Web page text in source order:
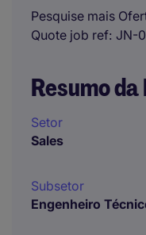
Pesquise mais
Quote job ref JN-
Resumo da
Setor
Sales
Subsetor
Engenheiro